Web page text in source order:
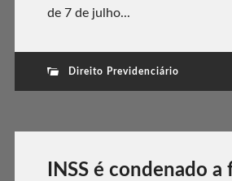
de 7 de julho...
Direito Previdenciário
INSS é condenado